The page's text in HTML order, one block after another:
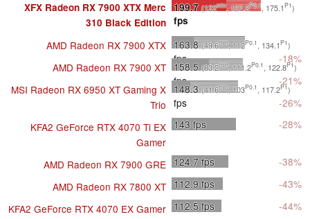
XFX Radeon RX 7900 XTX Merc
310 Black Edition
199.7 (122min, 127.2P0.1, 175.1P1)
fps
AMD Radeon RX 7900 XTX 163.8 (49.6min, 112P0.1 , 134.1P1)
fps -18%
AMD Radeon RX 7900 XT 158.5 (83.2min, 111.2P0.1 , 122.8P1)
fps -21%
MSI Radeon RX 6950 XT Gaming X
Trio
148.3 (41.6min, 103P0.1 , 117.2P1)
fps
-26%
KFA2 GeForce RTX 4070 Ti EX
Gamer
143fps -28%
AMD Radeon RX 7900 GRE 124.7fps
-38%
AMD Radeon RX 7800 XT 112.9fps
-43%
KFA2 GeForce RTX 4070 EX Gamer 112.5fps -44%